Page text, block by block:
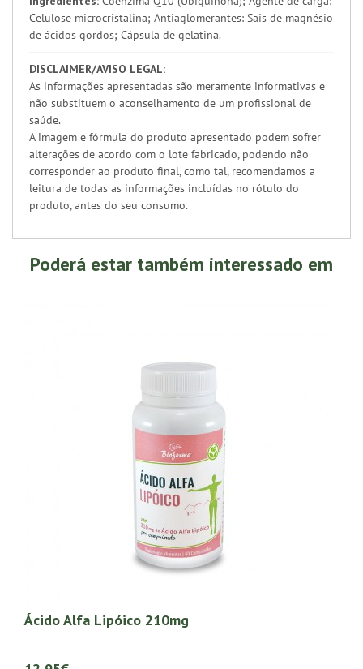
Celulose microcristalina; Antiaglomerantes: Sais de magnésio
de ácidos gordos; Cápsula de gelatina.
DISCLAIMER/AVISO LEGAL:
As informações apresentadas são meramente informativas e
não substituem o aconselhamento de um profissional de
saúde.
A imagem e fórmula do produto apresentado podem sofrer
alterações de acordo com o lote fabricado, podendo não
corresponder ao produto final, como tal, recomendamos a
leitura de todas as informações incluídas no rótulo do
produto, antes do seu consumo.
Poderá estar também interessado em
Ácido Alfa Lipóico 210mg